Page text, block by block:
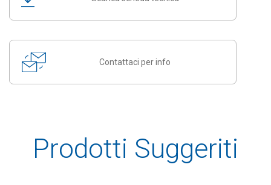
Contattaci per info
Prodotti Suggeriti